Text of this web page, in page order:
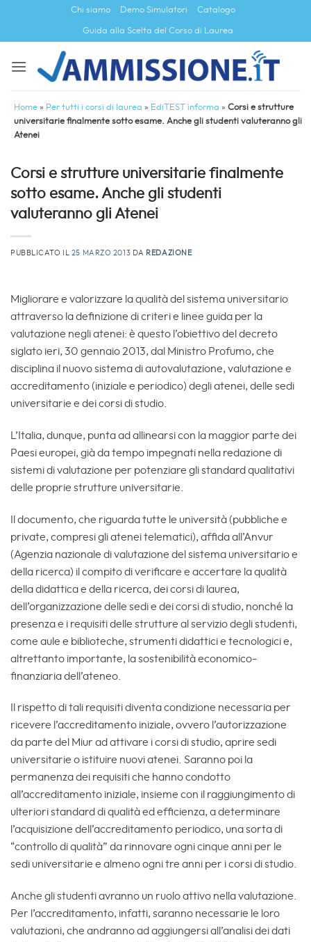
contenuti
Chi siamo Demo Simulatori Catalogo
Guida alla Scelta del Corso di Laurea
Home » Per tutti i corsi di laurea » EdiTEST informa » Corsi e strutture
universitarie finalmente sotto esame. Anche gli studenti valuteranno gli
Atenei
Corsi e strutture universitarie finalmente
sotto esame. Anche gli studenti
valuteranno gli Atenei
PUBBLICATO IL 25 MARZO 2013 DA REDAZIONE
Migliorare e valorizzare la qualità del sistema universitario
attraverso la definizione di criteri e linee guida per la
valutazione negli atenei: è questo l’obiettivo del decreto
siglato ieri, 30 gennaio 2013, dal Ministro Profumo, che
disciplina il nuovo sistema di autovalutazione, valutazione e
accreditamento (iniziale e periodico) degli atenei, delle sedi
universitarie e dei corsi di studio.
L’Italia, dunque, punta ad allinearsi con la maggior parte dei
Paesi europei, già da tempo impegnati nella redazione di
sistemi di valutazione per potenziare gli standard qualitativi
delle proprie strutture universitarie.
Il documento, che riguarda tutte le università (pubbliche e
private, compresi gli atenei telematici), affida all’Anvur
(Agenzia nazionale di valutazione del sistema universitario e
della ricerca) il compito di verificare e accertare la qualità
della didattica e della ricerca, dei corsi di laurea,
dell’organizzazione delle sedi e dei corsi di studio, nonché la
presenza e i requisiti delle strutture al servizio degli studenti,
come aule e biblioteche, strumenti didattici e tecnologici e,
altrettanto importante, la sostenibilità economico-
finanziaria dell’ateneo.
Il rispetto di tali requisiti diventa condizione necessaria per
ricevere l’accreditamento iniziale, ovvero l’autorizzazione
da parte del Miur ad attivare i corsi di studio, aprire sedi
universitarie o istituire nuovi atenei. Saranno poi la
permanenza dei requisiti che hanno condotto
all’accreditamento iniziale, insieme con il raggiungimento di
ulteriori standard di qualità ed efficienza, a determinare
l’acquisizione dell’accreditamento periodico, una sorta di
“controllo di qualità” da rinnovare ogni cinque anni per le
sedi universitarie e almeno ogni tre anni per i corsi di studio.
Anche gli studenti avranno un ruolo attivo nella valutazione.
Per l’accreditamento, infatti, saranno necessarie le loro
valutazioni, che andranno ad aggiungersi all’analisi dei dati